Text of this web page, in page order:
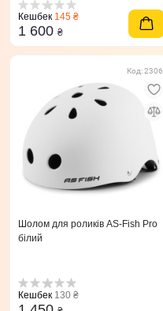
Кешбек 145 ₴
1 600 ₴
Код: 2306
Шолом для роликів AS-Fish Pro
білий
Кешбек 130 ₴